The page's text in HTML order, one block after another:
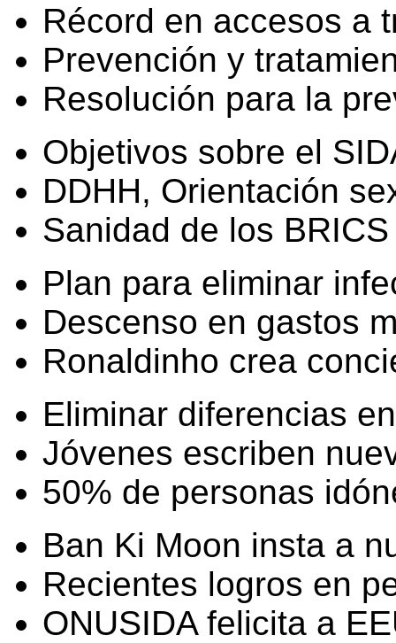
Récord en accesos a
Prevención y
Resolución para la
Objetivos sobre el
DDHH, Orientación
Sanidad de los BRICS
Plan para eliminar
Descenso en gastos
Ronaldinho crea
Eliminar diferencias
Jóvenes escriben
50% de personas
Ban Ki Moon insta a
Recientes logros en
ONUSIDA felicita a